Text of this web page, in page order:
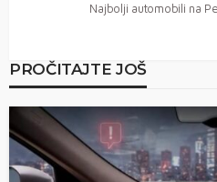
Najbolji automobili na
PROČITAJTE JOŠ